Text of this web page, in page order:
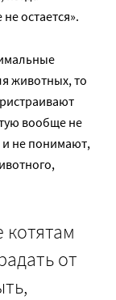
остается».
животных, то
вообще не
и не понимают,
от